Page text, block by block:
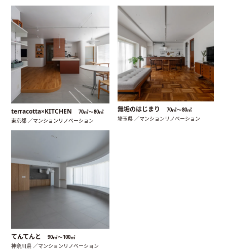
terracotta×KITCHEN 70㎡〜80㎡
東京都 ／マンションリノベーション
無垢のはじまり 70㎡〜80㎡
埼玉県 ／マンションリノベーション
てんてんと 90㎡〜100㎡
神奈川県 ／マンションリノベーション